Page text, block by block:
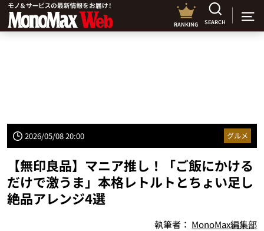
RANKING SEARCH
2026/05/08 20:00 グルメ
【無印良品】マニア推し！「ご飯にかける
だけで激うま」本格レトルトとちょい足し
絶品アレンジ4選
執筆者： MonoMax編集部